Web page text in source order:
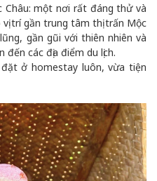
Châu: một nơi rất đáng thử và
trí gần trung tâm thị trấn Mộc
gần gũi với thiên nhiên và
các địa điểm du lịch.
ở homestay luôn, vừa tiện